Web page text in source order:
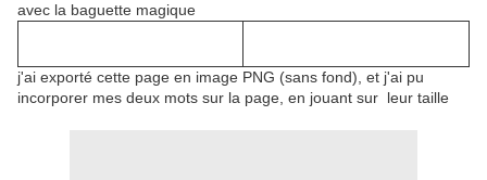
avec la baguette magique
j'ai exporté cette page en image PNG (sans fond), et j'ai pu
incorporer mes deux mots sur la page, en jouant sur leur taille